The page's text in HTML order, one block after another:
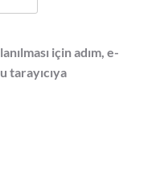
için adım, e-
tarayıcıya